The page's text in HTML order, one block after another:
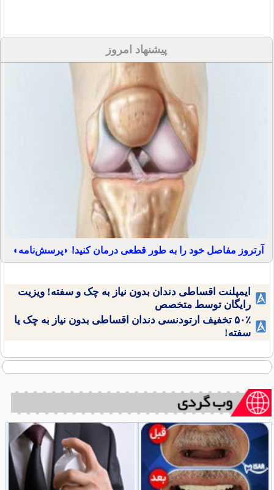
پیشنهاد امروز
آرتروز مفاصل خود را به طور قطعی درمان کنید! ◗پرسش‌نامه◖
ایمپلنت اقساطی دندان بدون نیاز به چک و سفته! ویزیت
رایگان توسط متخصص
۵۰٪ تخفیف ارتودنسی دندان اقساطی بدون نیاز به چک یا
سفته!